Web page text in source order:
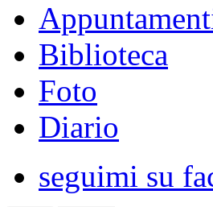
Biblioteca
Foto
Diario
seguimi su